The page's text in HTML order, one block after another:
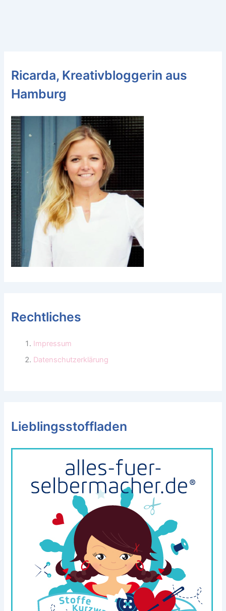
Ricarda, Kreativbloggerin aus
Hamburg
Rechtliches
Impressum
Datenschutzerklärung
Lieblingsstoffladen